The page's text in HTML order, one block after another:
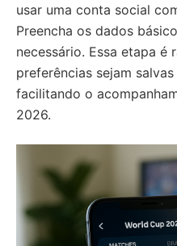
usar uma conta social
Preencha os dados
necessário. Essa etapa é
preferências sejam
facilitando o
2026.